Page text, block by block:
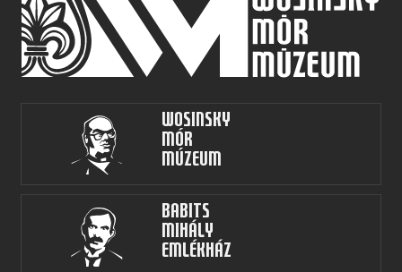
Wosinsky
Mór
Múzeum
Babits
Mihály
Emlékház